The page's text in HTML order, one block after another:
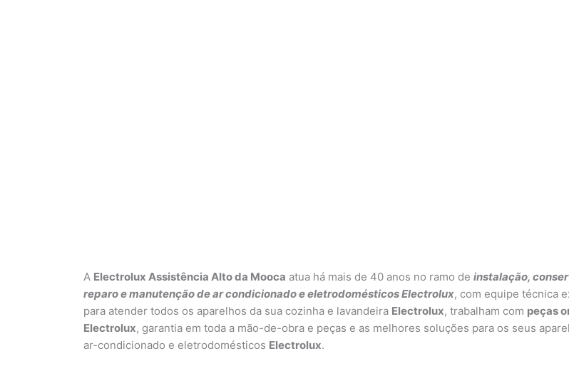
A Electrolux Assistência Alto da Mooca atua há mais de 40 anos no ramo de instalação,
reparo e manutenção de ar condicionado e eletrodomésticos Electrolux, com equipe técnica
para atender todos os aparelhos da sua cozinha e lavandeira Electrolux, trabalham com peças
Electrolux, garantia em toda a mão-de-obra e peças e as melhores soluções para os seus
ar-condicionado e eletrodomésticos Electrolux.